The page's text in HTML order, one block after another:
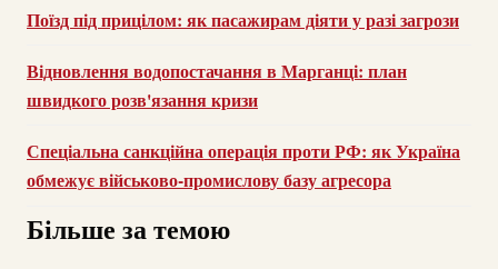
Поїзд під прицілом: як пасажирам діяти у разі загрози
Відновлення водопостачання в Марганці: план
швидкого розв'язання кризи
Спеціальна санкційна операція проти РФ: як Україна
обмежує військово-промислову базу агресора
Більше за темою